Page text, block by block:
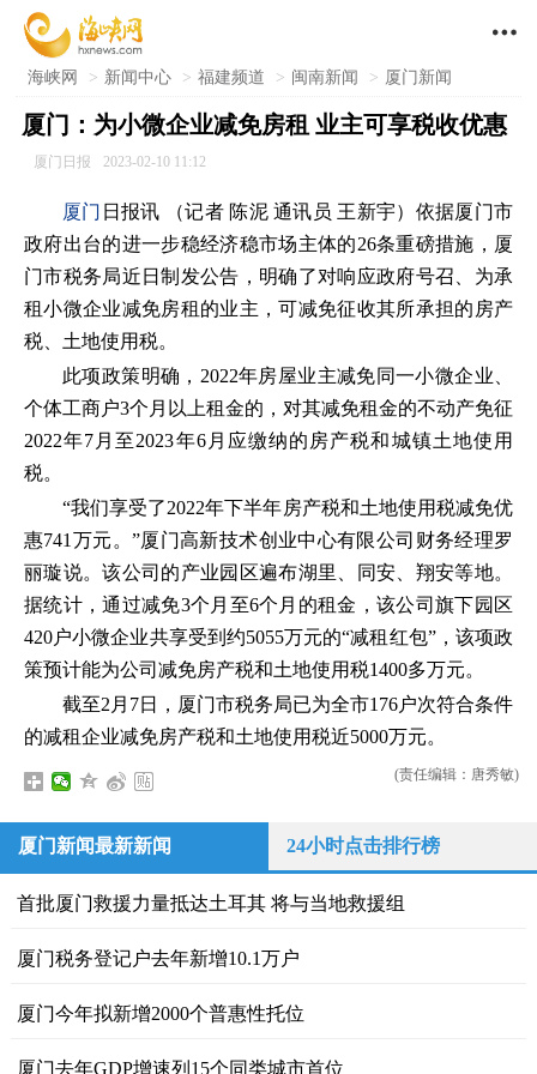

海峡网 > 新闻中心 > 福建频道 > 闽南新闻 > 厦门新闻
厦门：为小微企业减免房租 业主可享税收优惠
厦门日报 2023-02-10 11:12
厦门 日报讯 （记者 陈泥 通讯员 王新宇）依据厦门市
政府出台的进一步稳经济稳市场主体的26条重磅措施，厦
门市税务局近日制发公告，明确了对响应政府号召、为承
租小微企业减免房租的业主，可减免征收其所承担的房产
税、土地使用税。
此项政策明确，2022年房屋业主减免同一小微企业、
个体工商户3个月以上租金的，对其减免租金的不动产免征
2022年7月至2023年6月应缴纳的房产税和城镇土地使用
税。
“我们享受了2022年下半年房产税和土地使用税减免优
惠741万元。”厦门高新技术创业中心有限公司财务经理罗
丽璇说。该公司的产业园区遍布湖里、同安、翔安等地。
据统计，通过减免3个月至6个月的租金，该公司旗下园区
420户小微企业共享受到约5055万元的“减租红包”，该项政
策预计能为公司减免房产税和土地使用税1400多万元。
截至2月7日，厦门市税务局已为全市176户次符合条件
的减租企业减免房产税和土地使用税近5000万元。
(责任编辑：唐秀敏)
厦门新闻最新新闻 24小时点击排行榜
首批厦门救援力量抵达土耳其 将与当地救援组
厦门税务登记户去年新增10.1万户
厦门今年拟新增2000个普惠性托位
厦门去年GDP增速列15个同类城市首位